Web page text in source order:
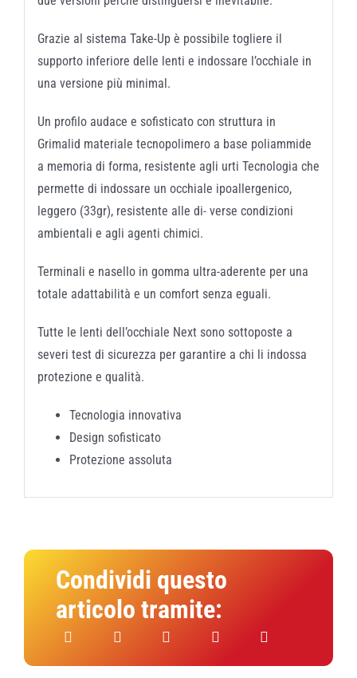
Grazie al sistema Take-Up è possibile togliere il
supporto inferiore delle lenti e indossare l’occhiale in
una versione più minimal.
Un profilo audace e sofisticato con struttura in
Grimalid materiale tecnopolimero a base poliammide
a memoria di forma, resistente agli urti Tecnologia che
permette di indossare un occhiale ipoallergenico,
leggero (33gr), resistente alle di- verse condizioni
ambientali e agli agenti chimici.
Terminali e nasello in gomma ultra-aderente per una
totale adattabilità e un comfort senza eguali.
Tutte le lenti dell’occhiale Next sono sottoposte a
severi test di sicurezza per garantire a chi li indossa
protezione e qualità.
Tecnologia innovativa
Design sofisticato
Protezione assoluta
Condividi questo
articolo tramite: